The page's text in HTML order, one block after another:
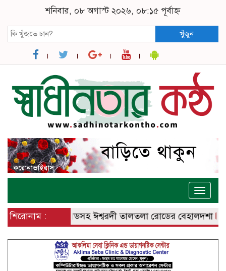
শনিবার, ০৮ অগাস্ট ২০২৬, ০৮:১৫ পূর্বাহ্ন
খুঁজুন
Toggle
শিরোনাম :
– বানেশ্বর রোডসহ ঈশ্বরদী তালতলা রোডের বেহালদশা